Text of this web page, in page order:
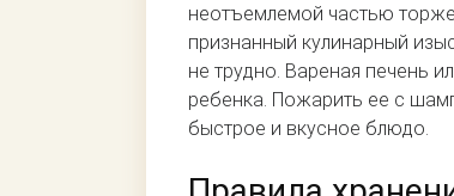
неотъемлемой частью
признанный кулинарный
не трудно. Вареная печень
ребенка. Пожарить ее с
быстрое и вкусное блюдо.